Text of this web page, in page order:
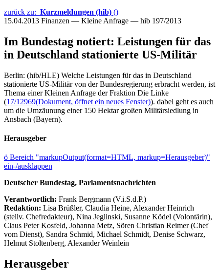
zurück zu: Kurzmeldungen (hib) ()
15.04.2013 Finanzen — Kleine Anfrage — hib 197/2013
Im Bundestag notiert: Leistungen für das
in Deutschland stationierte US-Militär
Berlin: (hib/HLE) Welche Leistungen für das in Deutschland
stationierte US-Militär von der Bundesregierung erbracht werden, ist
Thema einer Kleinen Anfrage der Fraktion Die Linke
(17/12969(Dokument, öffnet ein neues Fenster)). dabei geht es auch
um die Umzäunung einer 150 Hektar großen Militärsiedlung in
Ansbach (Bayern).
Herausgeber
ö Bereich "markupOutput(format=HTML, markup=Herausgeber)"
ein-/ausklappen
Deutscher Bundestag, Parlamentsnachrichten
Verantwortlich: Frank Bergmann (V.i.S.d.P.)
Redaktion: Lisa Brüßler, Claudia Heine, Alexander Heinrich
(stellv. Chefredakteur), Nina Jeglinski, Susanne Ködel (Volontärin),
Claus Peter Kosfeld, Johanna Metz, Sören Christian Reimer (Chef
vom Dienst), Sandra Schmid, Michael Schmidt, Denise Schwarz,
Helmut Stoltenberg, Alexander Weinlein
Herausgeber